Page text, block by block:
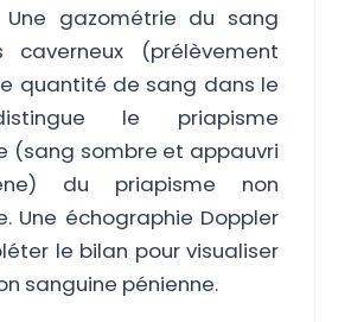
Une gazométrie du sang
caverneux (prélèvement
quantité de sang dans le
le priapisme
(sang sombre et appauvri
du priapisme non
Une échographie Doppler
le bilan pour visualiser
sanguine pénienne.